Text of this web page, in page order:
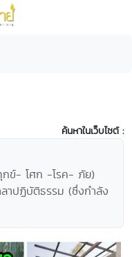
ค้นหาในเว็บไซต์ :
กข์- โศก -โรค- ภัย)
าปฏิบัติธรรม (ซึ่งกำลัง